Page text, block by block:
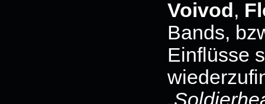
Voivod ,
Bands,
Einflüsse
„